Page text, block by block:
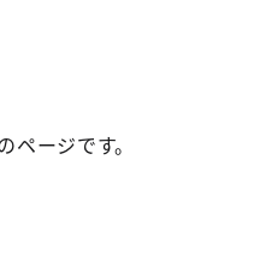
ージです。